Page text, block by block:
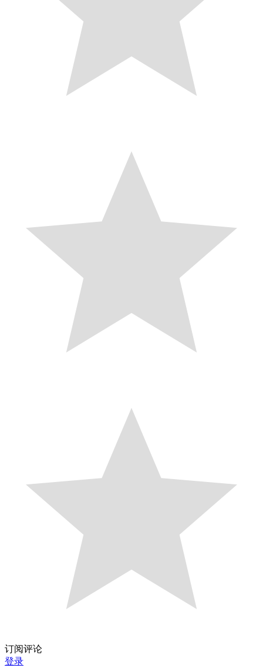
订阅评论
登录